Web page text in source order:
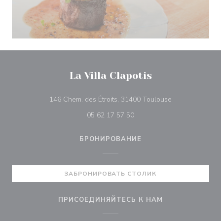
La Villa Clapotis
146 Chem. des Étroits, 31400 Toulouse
05 62 17 57 50
БРОНИРОВАНИЕ
ЗАБРОНИРОВАТЬ СТОЛИК
ПРИСОЕДИНЯЙТЕСЬ К НАМ